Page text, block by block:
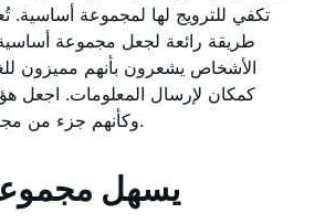
تكفي للترويج لها لمجموعة أساسية.
الأشخاص يشعرون بأنهم مميزون
كمكان لإرسال المعلومات. اجعل
وكأنهم جزء من مجموعة كبار الشخصيات.
3. يسهل